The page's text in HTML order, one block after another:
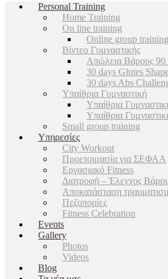
Personal Training
Home Training
On line training
Online group training
Βίντεο Γυμναστικής
Απώλεια Βάρους
30 days Glutes
30 days Abs
Υπαίθρια Γυμναστική
Υπαίθρια
Υπαίθρια
Small group training
Υπηρεσίες
City Workout
Προετοιμασία για ΣΕΦΑΑ
Εργασιακό Fitness
Διατροφή – Έλεγχος
Αποκατάσταση
Πεζοπορίες
Fitness Celebration
Events
Gallery
Photos
Videos
Blog